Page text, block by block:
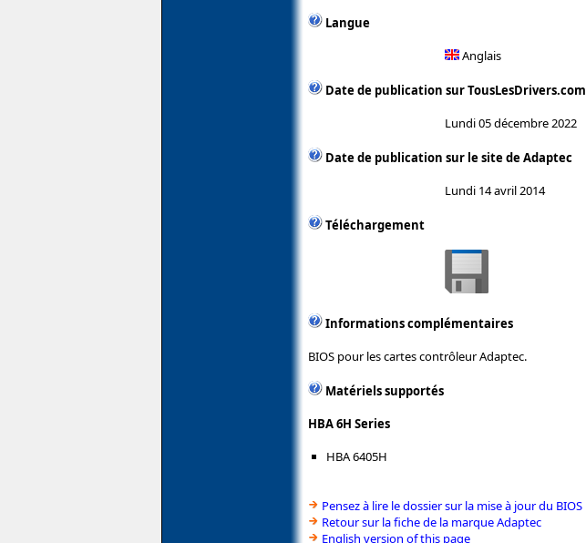
Langue
Anglais
Date de publication sur TousLesDrivers.com
Lundi 05 décembre 2022
Date de publication sur le site de Adaptec
Lundi 14 avril 2014
Téléchargement
Informations complémentaires
BIOS pour les cartes contrôleur Adaptec.
Matériels supportés
HBA 6H Series
HBA 6405H
Pensez à lire le dossier sur la mise à jour du BIOS
Retour sur la fiche de la marque Adaptec
English version of this page